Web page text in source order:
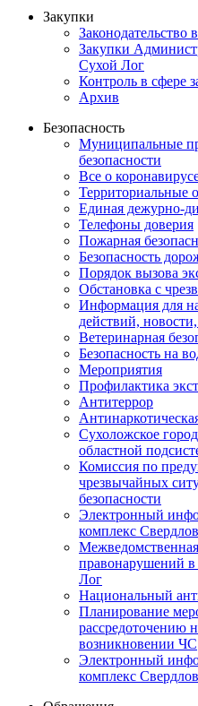
Закупки
Законодательство
Закупки
Сухой Лог
Контроль в сфере
Архив
Безопасность
Муниципальные
безопасности
Все о
Территориальные
Единая дежурно-
Телефоны доверия
Пожарная
Безопасность
Порядок вызова
Обстановка с
Информация для
действий,
Ветеринарная
Безопасность на
Мероприятия
Профилактика
Антитеррор
Сухоложское
областной
Комиссия по
чрезвычайных
безопасности
Электронный
комплекс
правонарушений
Лог
Национальный
Планирование
рассредоточению
возникновении ЧС
Электронный
комплекс